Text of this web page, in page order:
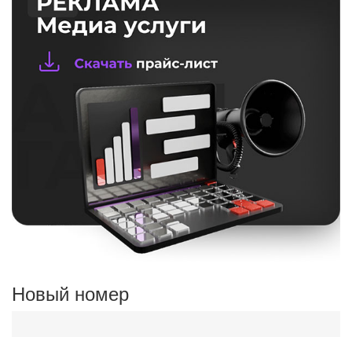
Новый номер